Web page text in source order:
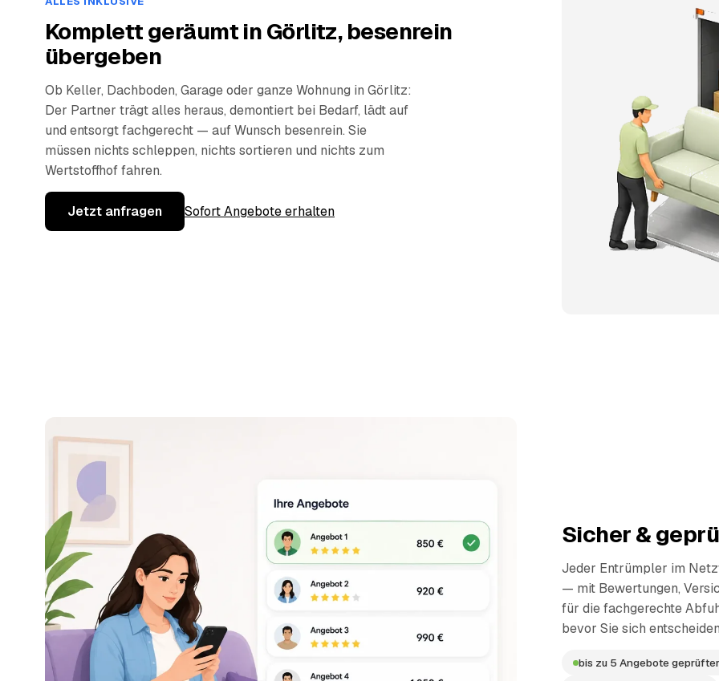
Komplett geräumt in Görlitz, besenrein
übergeben
Ob Keller, Dachboden, Garage oder ganze Wohnung in Görlitz:
Der Partner trägt alles heraus, demontiert bei Bedarf, lädt auf
und entsorgt fachgerecht — auf Wunsch besenrein. Sie
müssen nichts schleppen, nichts sortieren und nichts zum
Wertstoffhof fahren.
Jetzt anfragen Sofort Angebote erhalten
Sicher &
Jeder Entrümpler im
— mit Bewertungen,
für die fachgerechte
bevor Sie sich
bis zu 5 Angebote